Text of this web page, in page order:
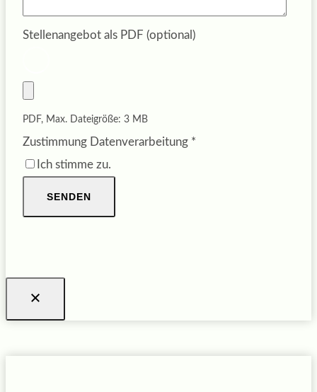
Stellenangebot als PDF (optional)
PDF, Max. Dateigröße: 3 MB
Zustimmung Datenverarbeitung *
Ich stimme zu.
SENDEN